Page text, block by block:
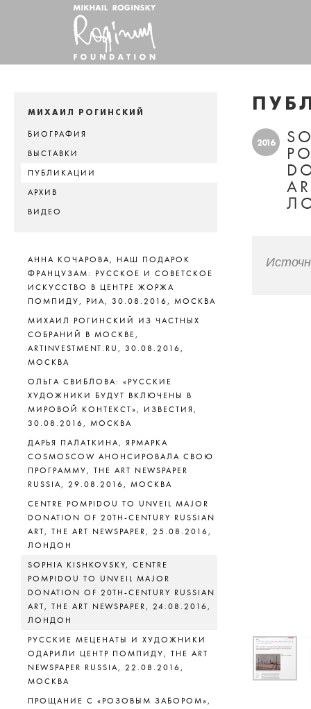
МИХАИЛ РОГИНСКИЙ
БИОГРАФИЯ
ВЫСТАВКИ
ПУБЛИКАЦИИ
АРХИВ
ВИДЕО
АННА КОЧАРОВА, НАШ ПОДАРОК
ФРАНЦУЗАМ: РУССКОЕ И СОВЕТСКОЕ
ИСКУССТВО В ЦЕНТРЕ ЖОРЖА
ПОМПИДУ, РИА, 30.08.2016, МОСКВА
МИХАИЛ РОГИНСКИЙ ИЗ ЧАСТНЫХ
СОБРАНИЙ В МОСКВЕ,
ARTINVESTMENT.RU, 30.08.2016,
МОСКВА
ОЛЬГА СВИБЛОВА: «РУССКИЕ
ХУДОЖНИКИ БУДУТ ВКЛЮЧЕНЫ В
МИРОВОЙ КОНТЕКСТ», ИЗВЕСТИЯ,
30.08.2016, МОСКВА
ДАРЬЯ ПАЛАТКИНА, ЯРМАРКА
COSMOSCOW АНОНСИРОВАЛА СВОЮ
ПРОГРАММУ, THE ART NEWSPAPER
RUSSIA, 29.08.2016, МОСКВА
CENTRE POMPIDOU TO UNVEIL MAJOR
DONATION OF 20TH-CENTURY RUSSIAN
ART, THE ART NEWSPAPER, 25.08.2016,
ЛОНДОН
SOPHIA KISHKOVSKY, CENTRE
POMPIDOU TO UNVEIL MAJOR
DONATION OF 20TH-CENTURY RUSSIAN
ART, THE ART NEWSPAPER, 24.08.2016,
ЛОНДОН
РУССКИЕ МЕЦЕНАТЫ И ХУДОЖНИКИ
ОДАРИЛИ ЦЕНТР ПОМПИДУ, THE ART
NEWSPAPER RUSSIA, 22.08.2016,
МОСКВА
ПРОЩАНИЕ С «РОЗОВЫМ ЗАБОРОМ»,
2016